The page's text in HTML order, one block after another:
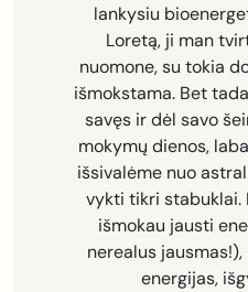
lankysiu
Loretą, ji man
nuomone, su tokia
išmokstama. Bet
savęs ir dėl savo
mokymų dienos,
išsivalėme nuo
vykti tikri stabuklai.
išmokau jausti
nerealus
energijas,